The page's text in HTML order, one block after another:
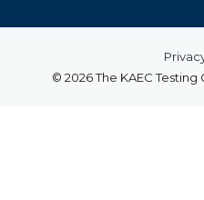
© 2026 The KAEC